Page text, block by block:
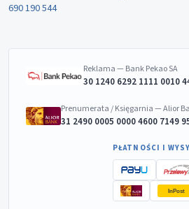
690 190 544
Reklama — Bank Pekao SA
30 1240 6292 1111 0010
Prenumerata / Księgarnia — Alior
31 2490 0005 0000 4600 7149
PŁATNOŚCI I
InPost